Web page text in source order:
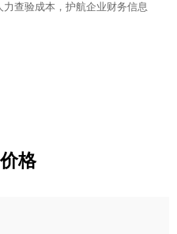
查验成本，护航企业财务信息
格